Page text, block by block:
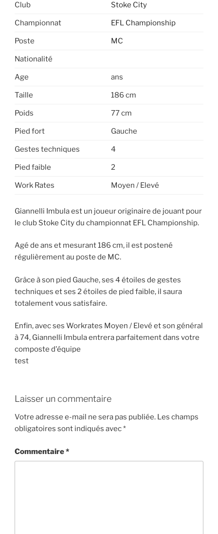
Club Stoke City
Championnat EFL Championship
Poste MC
Nationalité
Age ans
Taille 186 cm
Poids 77 cm
Pied fort Gauche
Gestes techniques 4
Pied faible 2
Work Rates Moyen / Elevé
Giannelli Imbula est un joueur originaire de jouant pour
le club Stoke City du championnat EFL Championship.
Agé de ans et mesurant 186 cm, il est postené
régulièrement au poste de MC.
Grâce à son pied Gauche, ses 4 étoiles de gestes
techniques et ses 2 étoiles de pied faible, il saura
totalement vous satisfaire.
Enfin, avec ses Workrates Moyen / Elevé et son général
à 74, Giannelli Imbula entrera parfaitement dans votre
composte d'équipe
test
Laisser un commentaire
Votre adresse e-mail ne sera pas publiée. Les champs
obligatoires sont indiqués avec*
Commentaire*